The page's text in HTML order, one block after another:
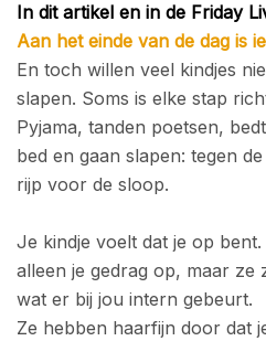
In dit artikel en in de Friday
Aan het einde van de dag is
En toch willen veel kindjes
slapen. Soms is elke stap
Pyjama, tanden poetsen,
bed en gaan slapen: tegen
rijp voor de sloop.
Je kindje voelt dat je op
alleen je gedrag op, maar ze
wat er bij jou intern gebeurt.
Ze hebben haarfijn door dat